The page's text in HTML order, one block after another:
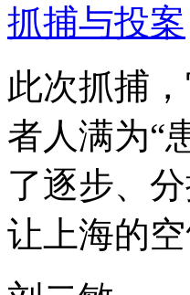
抓捕与投案
此次抓捕
者人满为“
了逐步、
让上海的